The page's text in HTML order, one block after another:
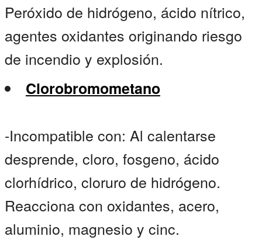
Peróxido de hidrógeno, ácido nítrico,
agentes oxidantes originando riesgo
de incendio y explosión.
Clorobromometano
-Incompatible con: Al calentarse
desprende, cloro, fosgeno, ácido
clorhídrico, cloruro de hidrógeno.
Reacciona con oxidantes, acero,
aluminio, magnesio y cinc.